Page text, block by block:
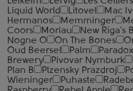
Liquid World
Litovel Mac
Hermanos
Memminger
Coors
Moriau New Riga's
Nogne O
On The Bones
Oud Beersel
Palm Paradox
Brewery
Pivovar Nymburk
Plan B
Plzensky Prazdroj
Wieninger
Puhaste